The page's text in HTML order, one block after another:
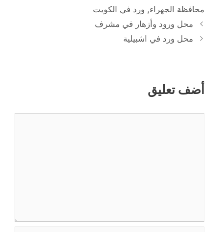
محافظة الجهراء, ورد في الكويت
محل ورود وأزهار في مشرف
محل ورد في اشبيلية
أضف تعليق